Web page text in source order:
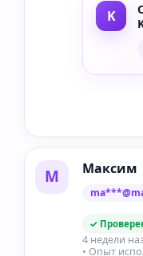
М Максим
✓
4 недели
• Опыт